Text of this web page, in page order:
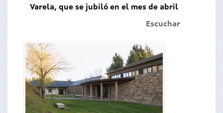
Varela, que se jubiló en el mes de abril
Escuchar